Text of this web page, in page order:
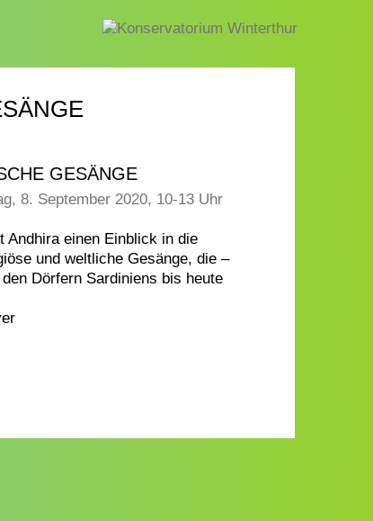
GESÄNGE
8. September 2020, 10-13 Uhr
Andhira einen Einblick in die
und weltliche Gesänge, die –
Dörfern Sardiniens bis heute